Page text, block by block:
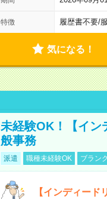
特徴 履歴書不要/
気になる！
未経験OK！【イン
般事務
派遣 職種未経験OK ブラン
【インディー